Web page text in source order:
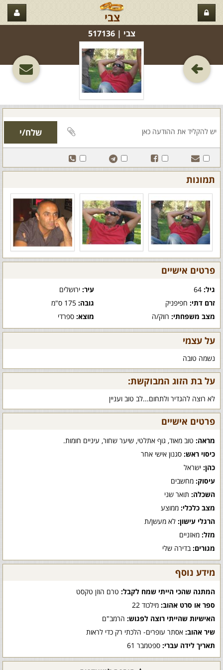
צבי
צבי‏ | 517136
תמונות
פרטים אישיים
גיל: עיר:ירושלים
זרם דתי: חפיפניק גובה:175 ס"מ
מצב משפחתי: רווק/ה מוצא:ספרדי
על עצמי
נשמה טובה
על בת הזוג המבוקשת:
לא רוצה להגדיר ולתחום...לב טוב ועניין
פרטים אישיים
מראה: טוב מאוד, גוף אתלטי, שיער שחור, עיניים חומות.
כיסוי ראש: סגנון אישי אחר
כהן: ישראל
עיסוק: מחשבים
השכלה: תואר שני
מצב כלכלי: ממוצע
הרגלי עישון: לא מעשן/ת
מזל: מאזניים
מגורים: בדירה שלי
מידע נוסף
המתנה שהכי הייתי שמח לקבל: טרם הוזן טקסט
ספר או סרט אהוב: מילכוד 22
האישיות שהייתי רוצה לפגוש: הרמב"ם
שיר אהוב: אסתר עופרים- הלכתי רק כדי לראות
תאריך לידה עברי: ספטמבר 61